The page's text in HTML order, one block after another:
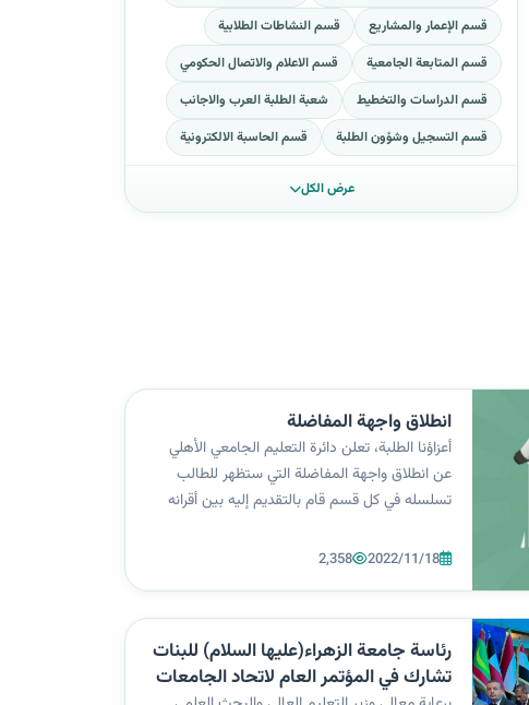
قسم الإعمار والمشاريع
قسم النشاطات الطلابية
قسم المتابعة الجامعية
قسم الاعلام والاتصال الحكومي
قسم الدراسات والتخطيط
شعبة الطلبة العرب والاجانب
قسم التسجيل وشؤون الطلبة
قسم الحاسبة الالكترونية
عرض الكل
انطلاق واجهة المفاضلة
أعزاؤنا الطلبة، تعلن دائرة التعليم الجامعي الأهلي
عن انطلاق واجهة المفاضلة التي ستظهر للطالب
تسلسله في كل قسم قام بالتقديم إليه بين أقرانه
فرصة قبوله في قسم معين ضمن اختياراته. وندعو
2022/11/18
2,358
رئاسة جامعة الزهراء(عليها السلام) للبنات
تشارك في المؤتمر العام لاتحاد الجامعات